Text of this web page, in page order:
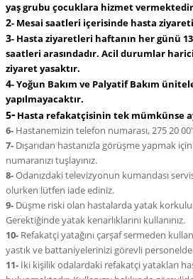
yaş grubu çocuklara hizmet
2- Mesai saatleri içerisinde hasta
3- Hasta ziyaretleri haftanın her günü
saatleri arasındadır. Acil durumlar
ziyaret yasaktır.
4-Yoğun Bakım ve Palyatif Bakım
yapılmayacaktır.
5- Hasta refakatçisinin tek mümkünse
6- Hastanemizin telefon numarası, 275 20
7- Dışarıdan hastanızla görüşme yapmak
numaranızı tuşlayınız.
8-Odanızdaki televizyonun kumandası
olurken lütfen iade ediniz.
9- Düşme riski olan hastalarda yatak
Gerektiğinde yatak kenarlıklarını kullanınız.
10- Refakatçi yatağını çarşaf sermeden
yastık ve battaniyelerinizi görevli
11- İki kişilik odalardaki refakatçi yatakları